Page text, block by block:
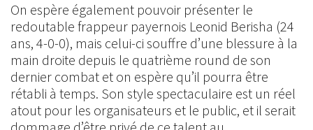
On espère également pouvoir présenter le
redoutable frappeur payernois Leonid Berisha (24
ans, 4-0-0), mais celui-ci souffre d’une blessure à la
main droite depuis le quatrième round de son
dernier combat et on espère qu’il pourra être
rétabli à temps. Son style spectaculaire est un réel
atout pour les organisateurs et le public, et il serait